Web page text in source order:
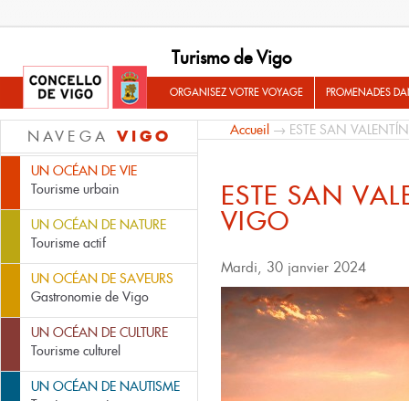
Turismo de Vigo
ORGANISEZ VOTRE VOYAGE PROMENADES
NAVEGA VIGO
UN OCÉAN DE VIE
Tourisme urbain
UN OCÉAN DE NATURE
Tourisme actif
UN OCÉAN DE SAVEURS
Gastronomie de Vigo
UN OCÉAN DE CULTURE
Tourisme culturel
UN OCÉAN DE NAUTISME
Accueil → ESTE SAN
ESTE SAN
VIGO
Mardi, 30 janvier 2024